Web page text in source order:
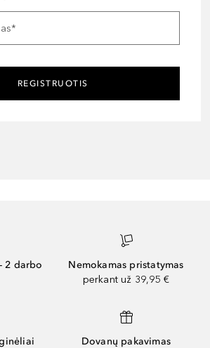
*
REGISTRUOTIS
2 darbo
Nemokamas pristatymas
perkant už 39,95 €
Dovanų pakavimas